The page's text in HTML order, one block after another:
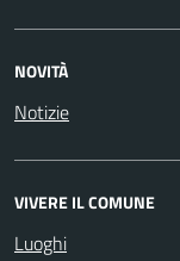
NOVITÀ
Notizie
VIVERE IL COMUNE
Luoghi